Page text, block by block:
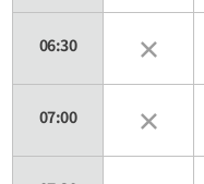
06:30
07:00